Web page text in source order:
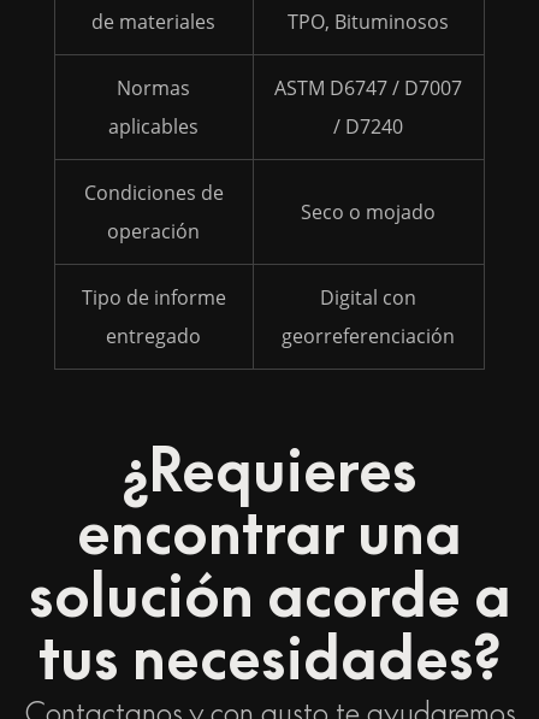
de materiales
TPO, Bituminosos
Normas
aplicables
ASTM D6747 / D7007
/ D7240
Condiciones de
operación
Seco o mojado
Tipo de informe
entregado
Digital con
georreferenciación
¿Requieres
encontrar una
solución acorde a
tus necesidades?